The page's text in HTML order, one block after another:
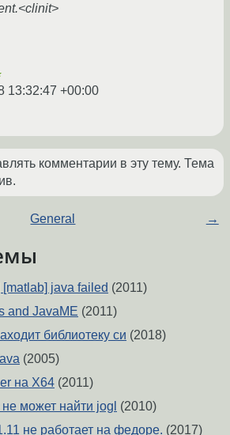
13:32:47 +00:00
комментарии в эту тему. Тема
General →
[matlab] java failed (2011)
and JavaME (2011)
библиотеку си (2018)
(2005)
на X64 (2011)
может найти jogl (2010)
не работает на федоре. (2017)